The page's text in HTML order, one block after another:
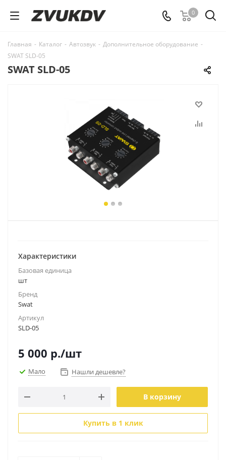
0
Главная - Каталог - Автозвук - Дополнительное оборудование -
SWAT SLD-05
SWAT SLD-05
Характеристики
Базовая единица
шт
Бренд
Swat
Артикул
SLD-05
5 000 р./шт
Мало Нашли дешевле?
В корзину
Купить в 1 клик